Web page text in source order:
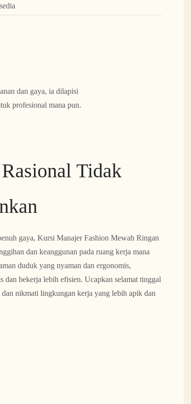
dan gaya, ia dilapisi
profesional mana pun.
Tidak
gaya, Kursi Manajer Fashion Mewah Ringan
dan keanggunan pada ruang kerja mana
duduk yang nyaman dan ergonomis,
bekerja lebih efisien. Ucapkan selamat tinggal
nikmati lingkungan kerja yang lebih apik dan